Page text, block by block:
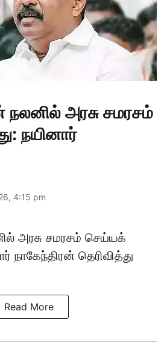
அரசு சமரசம்
நயினார்
4:15 pm
அரசு சமரசம் செய்யக்
நாகேந்திரன் தெரிவித்து
Read More